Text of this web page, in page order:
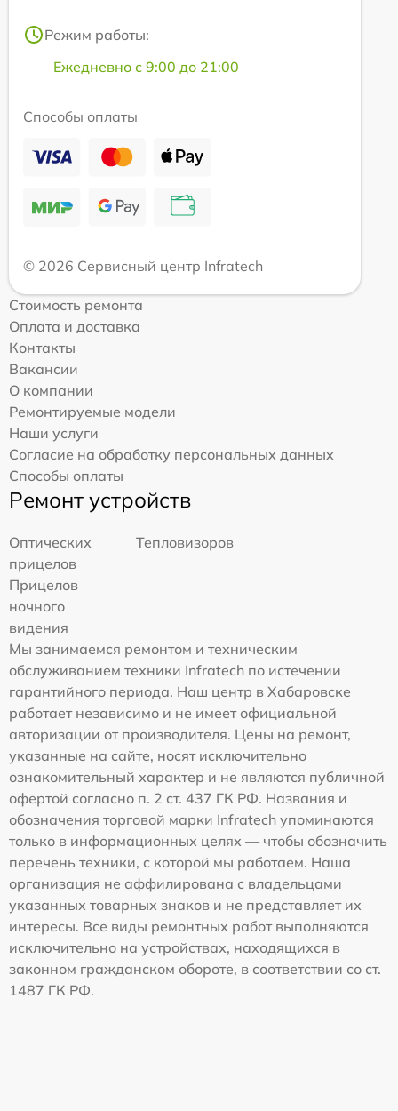
Режим работы:
Ежедневно с 9:00 до 21:00
Способы оплаты
© 2026 Сервисный центр Infratech
Стоимость ремонта
Оплата и доставка
Контакты
Вакансии
О компании
Ремонтируемые модели
Наши услуги
Согласие на обработку персональных данных
Способы оплаты
Ремонт устройств
Оптических
прицелов
Тепловизоров
Прицелов
ночного
видения
Мы занимаемся ремонтом и техническим
обслуживанием техники Infratech по истечении
гарантийного периода. Наш центр в Хабаровске
работает независимо и не имеет официальной
авторизации от производителя. Цены на ремонт,
указанные на сайте, носят исключительно
ознакомительный характер и не являются публичной
офертой согласно п. 2 ст. 437 ГК РФ. Названия и
обозначения торговой марки Infratech упоминаются
только в информационных целях — чтобы обозначить
перечень техники, с которой мы работаем. Наша
организация не аффилирована с владельцами
указанных товарных знаков и не представляет их
интересы. Все виды ремонтных работ выполняются
исключительно на устройствах, находящихся в
законном гражданском обороте, в соответствии со ст.
1487 ГК РФ.